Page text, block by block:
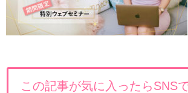
この記事が気に入ったらSNS